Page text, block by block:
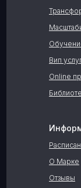
Отзывы
О Марке
Online
Вип